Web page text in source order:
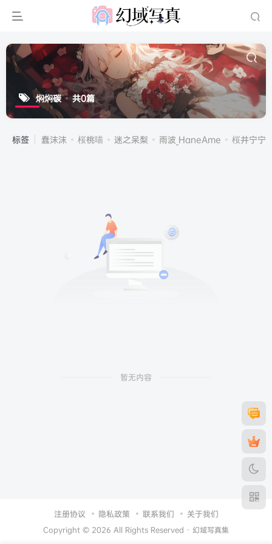
焖焖碳 共0篇
标签 蠢沫沫 桜桃喵 迷之呆梨 雨波_HaneAme 桜井宁宁(
暂无内容
注册协议 隐私政策 联系我们 关于我们
Copyright © 2026 All Rights Reserved · 幻域写真集